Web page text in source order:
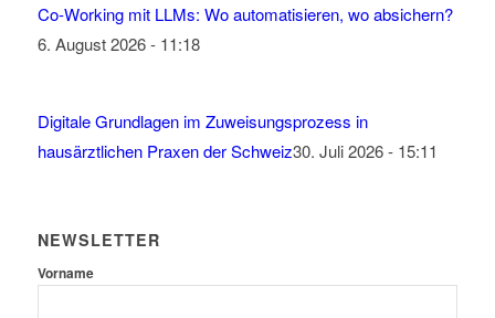
Co-Working mit LLMs: Wo automatisieren, wo absichern?
6. August 2026 - 11:18
Digitale Grundlagen im Zuweisungsprozess in
hausärztlichen Praxen der Schweiz30. Juli 2026 - 15:11
NEWSLETTER
Vorname